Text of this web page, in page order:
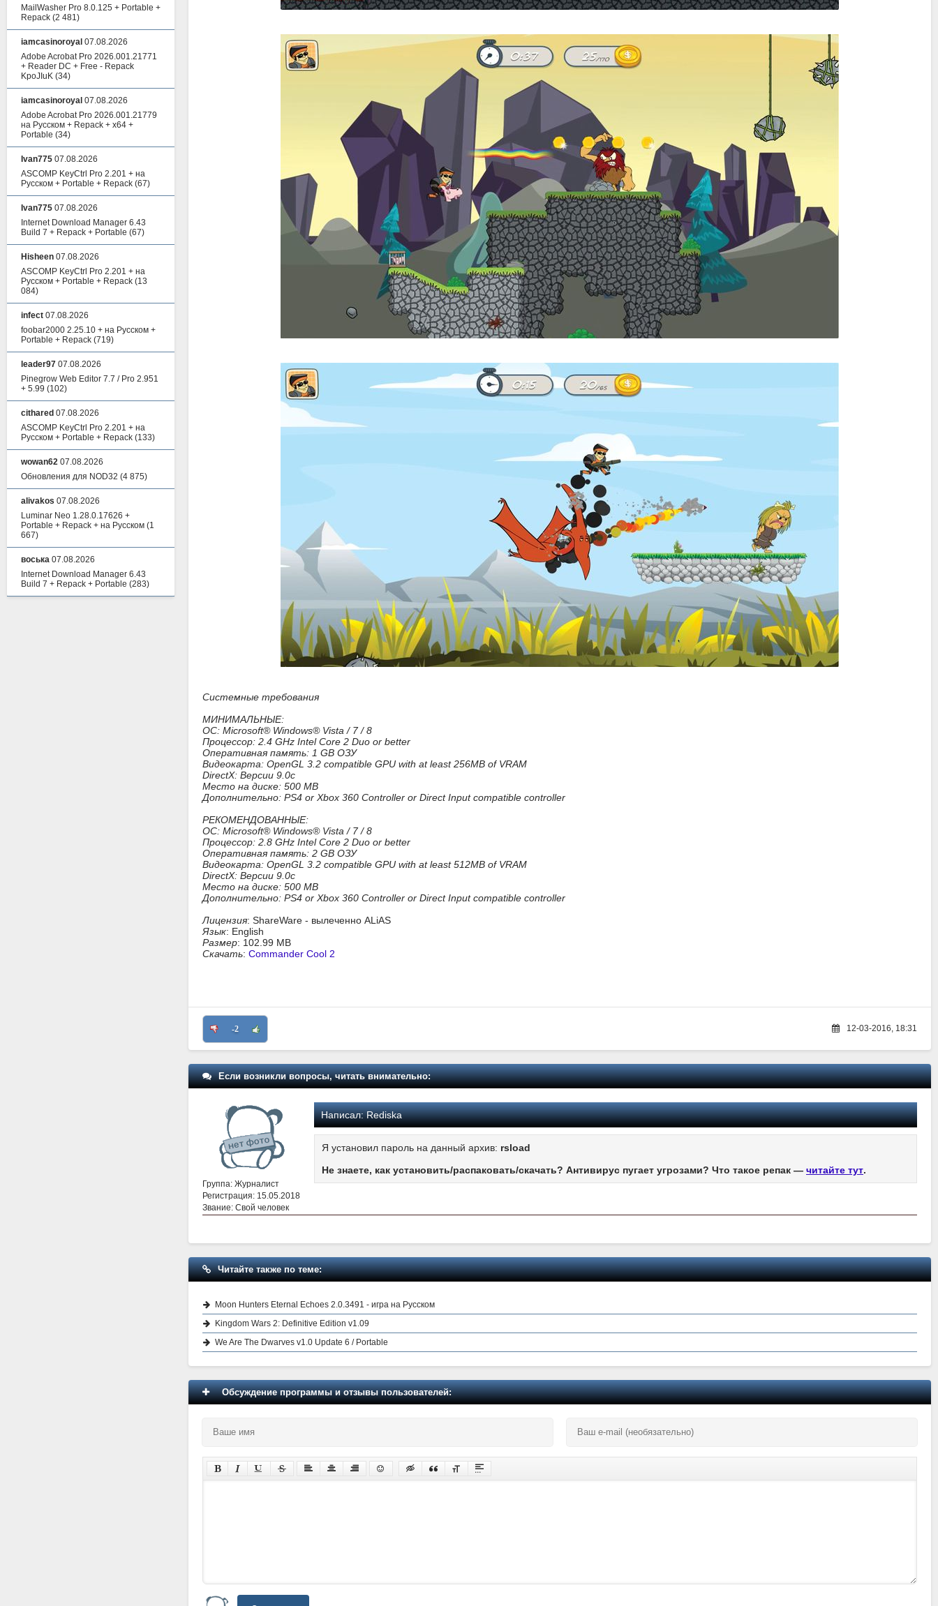
Системные требования
МИНИМАЛЬНЫЕ:
ОС: Microsoft® Windows® Vista / 7 / 8
Процессор: 2.4 GHz Intel Core 2 Duo or better
Оперативная память: 1 GB ОЗУ
Видеокарта: OpenGL 3.2 compatible GPU with at least 256MB of VRAM
DirectX: Версии 9.0c
Место на диске: 500 MB
Дополнительно: PS4 or Xbox 360 Controller or Direct Input compatible controller
РЕКОМЕНДОВАННЫЕ:
ОС: Microsoft® Windows® Vista / 7 / 8
Процессор: 2.8 GHz Intel Core 2 Duo or better
Оперативная память: 2 GB ОЗУ
Видеокарта: OpenGL 3.2 compatible GPU with at least 512MB of VRAM
DirectX: Версии 9.0c
Место на диске: 500 MB
Дополнительно: PS4 or Xbox 360 Controller or Direct Input compatible controller
Лицензия: ShareWare - вылеченно ALiAS
Язык: English
Размер: 102.99 MB
Скачать: Commander Cool 2
-2 12-03-2016, 18:31
Если возникли вопросы, читать внимательно:
Группа: Журналист
Регистрация: 15.05.2018
Звание: Свой человек
Написал:Rediska
Я установил пароль на данный архив: rsload
Не знаете, как установить/распаковать/скачать? Антивирус пугает угрозами? Что такое репак — читайте тут.
Читайте также по теме:
Moon Hunters Eternal Echoes 2.0.3491 - игра на Русском
Kingdom Wars 2: Definitive Edition v1.09
We Are The Dwarves v1.0 Update 6 / Portable
Обсуждение программы и отзывы пользователей:
MailWasher Pro 8.0.125 + Portable +
Repack (2 481)
iamcasinoroyal 07.08.2026
Adobe Acrobat Pro 2026.001.21771
+ Reader DC + Free - Repack
KpoJIuK (34)
iamcasinoroyal 07.08.2026
Adobe Acrobat Pro 2026.001.21779
на Русском + Repack + x64 +
Portable (34)
Ivan775 07.08.2026
ASCOMP KeyCtrl Pro 2.201 + на
Русском + Portable + Repack (67)
Ivan775 07.08.2026
Internet Download Manager 6.43
Build 7 + Repack + Portable (67)
Hisheen 07.08.2026
ASCOMP KeyCtrl Pro 2.201 + на
Русском + Portable + Repack (13
084)
infect 07.08.2026
foobar2000 2.25.10 + на Русском +
Portable + Repack (719)
leader97 07.08.2026
Pinegrow Web Editor 7.7 / Pro 2.951
+ 5.99 (102)
cithared 07.08.2026
ASCOMP KeyCtrl Pro 2.201 + на
Русском + Portable + Repack (133)
wowan62 07.08.2026
Обновления для NOD32 (4 875)
alivakos 07.08.2026
Luminar Neo 1.28.0.17626 +
Portable + Repack + на Русском (1
667)
воська 07.08.2026
Internet Download Manager 6.43
Build 7 + Repack + Portable (283)